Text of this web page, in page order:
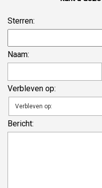
Sterren:
Naam:
Verbleven op:
Bericht: